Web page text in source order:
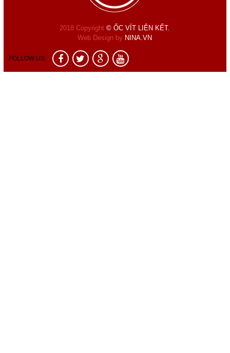
2018 Copyright© ỐC VÍT LIÊN KẾT.
Web Design by NINA.VN
FOLLOW US: